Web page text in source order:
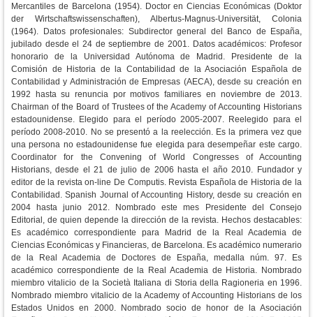
Mercantiles de Barcelona (1954). Doctor en Ciencias Económicas (Doktor
der Wirtschaftswissenschaften), Albertus-Magnus-Universität, Colonia
(1964). Datos profesionales: Subdirector general del Banco de España,
jubilado desde el 24 de septiembre de 2001. Datos académicos: Profesor
honorario de la Universidad Autónoma de Madrid. Presidente de la
Comisión de Historia de la Contabilidad de la Asociación Española de
Contabilidad y Administración de Empresas (AECA), desde su creación en
1992 hasta su renuncia por motivos familiares en noviembre de 2013.
Chairman of the Board of Trustees of the Academy of Accounting Historians
estadounidense. Elegido para el período 2005-2007. Reelegido para el
período 2008-2010. No se presentó a la reelección. Es la primera vez que
una persona no estadounidense fue elegida para desempeñar este cargo.
Coordinator for the Convening of World Congresses of Accounting
Historians, desde el 21 de julio de 2006 hasta el año 2010. Fundador y
editor de la revista on-line De Computis. Revista Española de Historia de la
Contabilidad. Spanish Journal of Accounting History, desde su creación en
2004 hasta junio 2012. Nombrado este mes Presidente del Consejo
Editorial, de quien depende la dirección de la revista. Hechos destacables:
Es académico correspondiente para Madrid de la Real Academia de
Ciencias Económicas y Financieras, de Barcelona. Es académico numerario
de la Real Academia de Doctores de España, medalla núm. 97. Es
académico correspondiente de la Real Academia de Historia. Nombrado
miembro vitalicio de la Società Italiana di Storia della Ragioneria en 1996.
Nombrado miembro vitalicio de la Academy of Accounting Historians de los
Estados Unidos en 2000. Nombrado socio de honor de la Asociación